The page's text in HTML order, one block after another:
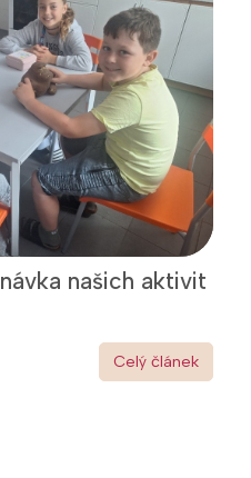
našich aktivit
Celý článek